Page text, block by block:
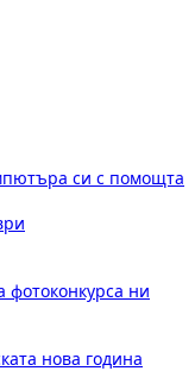
си с помощта
ни
нова година